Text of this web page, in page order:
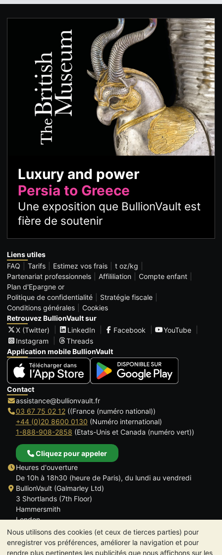
Nous utilisons des cookies (et ceux de tierces parties) pour
enregistrer vos préférences, améliorer la navigation et pour
rendre plus pertinentes les publicités que nous affichons sur les
Luxury and power
Persia to Greece
Une exposition que BullionVault est
fière de soutenir
Liens utiles
FAQ
Tarifs Estimez vos frais
t oz/kg
Partenariat professionnels
Affililiation
Compte enfant
Plan d'Epargne or
Politique de confidentialité
Stratégie fiscale
Conditions générales
Cookies
Retrouvez BullionVault sur
X (Twitter)
LinkedIn Facebook
YouTube
Instagram
Threads
Application mobile BullionVault
Contact
assistance@bullionvault.fr
03 67 75 02 12((France (numéro national))
+44 (0)20 8600 0130 (Numéro international)
1-888-908-2858 (Etats-Unis et Canada (numéro vert))
Cliquez pour appeler
Heures d'ouverture
De 10h à 18h30 (heure de Paris), du lundi au vendredi
BullionVault (Galmarley Ltd)
3 Shortlands (7th Floor)
Hammersmith
London
W6 8DA
ROYAUME UNI